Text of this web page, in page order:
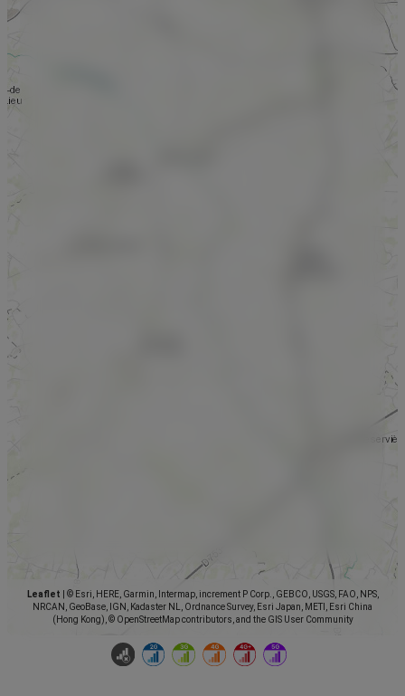
Leaflet
© Esri, HERE, Garmin, Intermap, increment P Corp., GEBCO, USGS, FAO, NPS,
NRCAN, GeoBase, IGN, Kadaster NL, Ordnance Survey, Esri Japan, METI, Esri China
(Hong Kong), © OpenStreetMap contributors, and the GIS User Community